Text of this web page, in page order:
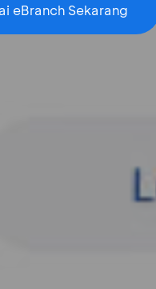
eBranch Sekarang